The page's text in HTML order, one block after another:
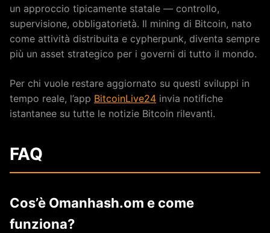
un approccio tipicamente statale — controllo,
supervisione, obbligatorietà. Il mining di Bitcoin, nato
come attività distribuita e cypherpunk, diventa sempre
più un asset strategico per i governi di tutto il mondo.
Per chi vuole restare aggiornato su questi sviluppi in
tempo reale, l’app BitcoinLive24 invia notifiche
istantanee su tutte le notizie Bitcoin rilevanti.
FAQ
Cos’è Omanhash.om e come
funziona?